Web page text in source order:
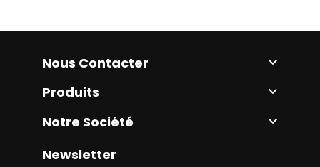
Nous Contacter 
Produits 
Notre Société 
Newsletter